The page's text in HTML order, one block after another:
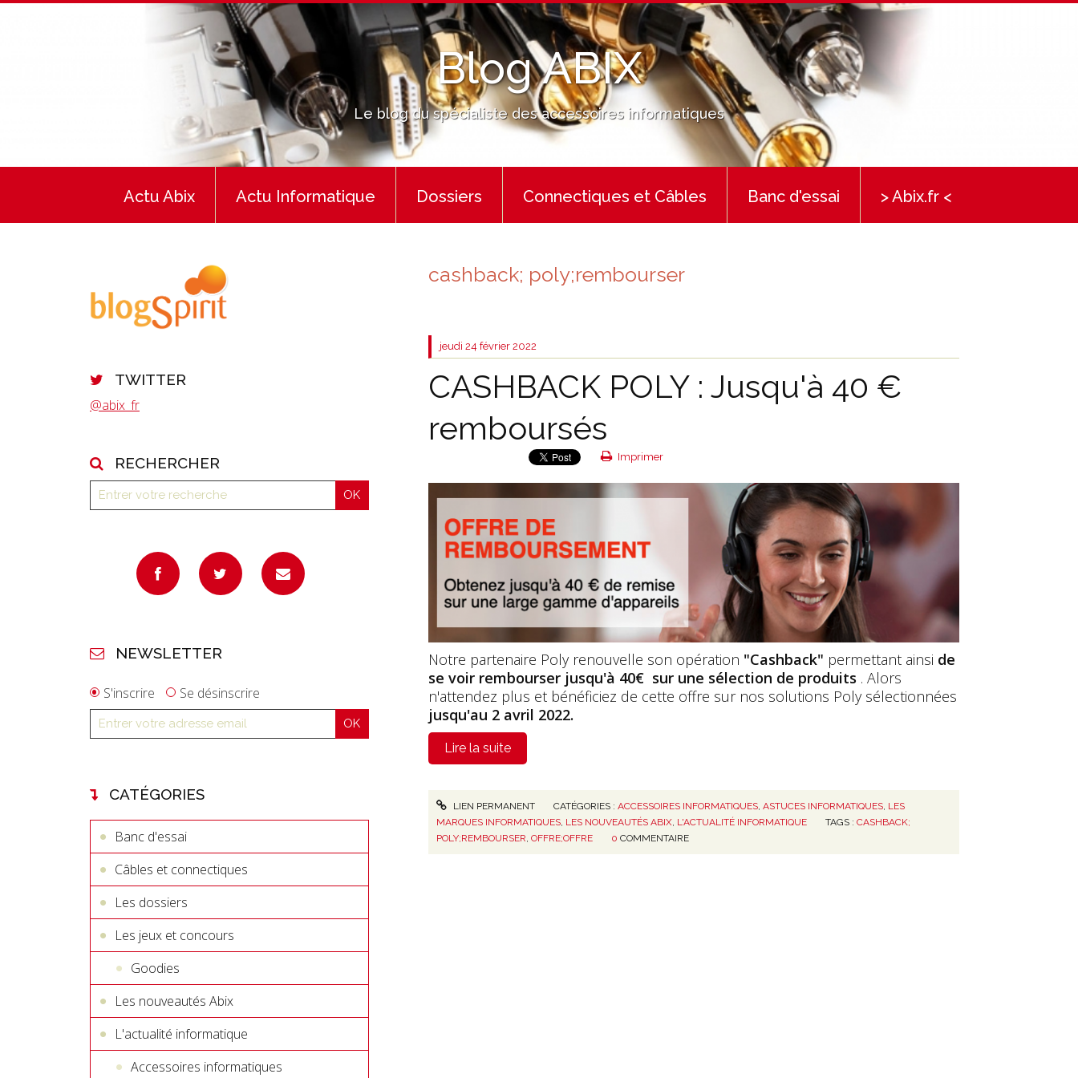
Blog ABIX
Le blog du spécialiste des accessoires informatiques
Actu Abix Actu Informatique Dossiers Connectiques et Câbles Banc d'essai > Abix.fr <
TWITTER
@abix_fr
RECHERCHER
NEWSLETTER
S'inscrire Se désinscrire
CATÉGORIES
Banc d'essai
Câbles et connectiques
Les dossiers
Les jeux et concours
Goodies
Les nouveautés Abix
L'actualité informatique
Accessoires informatiques
cashback; poly;rembourser
jeudi 24 février 2022
CASHBACK POLY : Jusqu'à 40 €
remboursés
Imprimer
Notre partenaire Poly renouvelle son opération "Cashback" permettant ainsi de
se voir rembourser jusqu'à 40€ sur une sélection de produits . Alors
n'attendez plus et bénéficiez de cette offre sur nos solutions Poly sélectionnées
jusqu'au 2 avril 2022.
Lire la suite
LIEN PERMANENT CATÉGORIES : ACCESSOIRES INFORMATIQUES, ASTUCES INFORMATIQUES, LES
MARQUES INFORMATIQUES LES NOUVEAUTÉS ABIX L'ACTUALITÉ INFORMATIQUE TAGS :CASHBACK;
POLY;REMBOURSER ,OFFRE;OFFRE 0 COMMENTAIRE